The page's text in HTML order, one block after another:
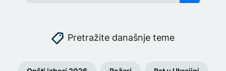
Pretražite današnje teme